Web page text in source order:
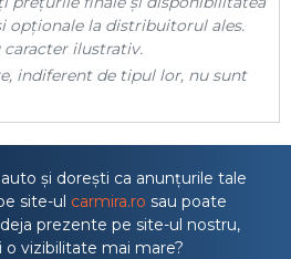
opționale la distribuitorul ales.
ilustrativ.
indiferent de tipul lor, nu sunt
și dorești ca anunțurile tale
site-ul carmira.ro sau poate
prezente pe site-ul nostru,
o vizibilitate mai mare?